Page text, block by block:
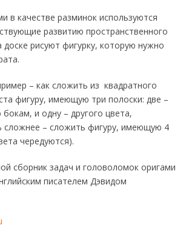
в качестве разминок используются
развитию пространственного
рисуют фигурку, которую нужно
– как сложить из квадратного
фигуру, имеющую три полоски: две –
и одну – другого цвета,
сложнее – сложить фигуру, имеющую 4
чередуются).
сборник задач и головоломок оригами
писателем Дэвидом